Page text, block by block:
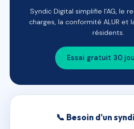
Syndic Digital simplifie l'AG, le
charges, la conformité ALUR et
résidents.
Essai gratuit 30
📞 Besoin d'un